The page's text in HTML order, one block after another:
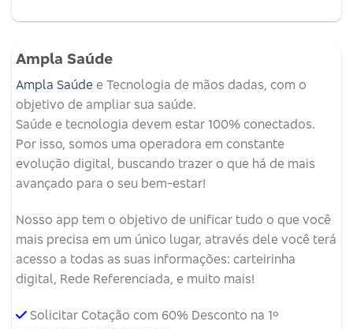
Ampla Saúde
Ampla Saúde e Tecnologia de mãos dadas, com o
objetivo de ampliar sua saúde.
Saúde e tecnologia devem estar 100% conectados.
Por isso, somos uma operadora em constante
evolução digital, buscando trazer o que há de mais
avançado para o seu bem-estar!
Nosso app tem o objetivo de unificar tudo o que você
mais precisa em um único lugar, através dele você terá
acesso a todas as suas informações: carteirinha
digital, Rede Referenciada, e muito mais!
Solicitar Cotação com 60% Desconto na 1º